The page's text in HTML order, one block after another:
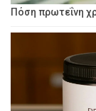
Πόση πρωτεΐνη